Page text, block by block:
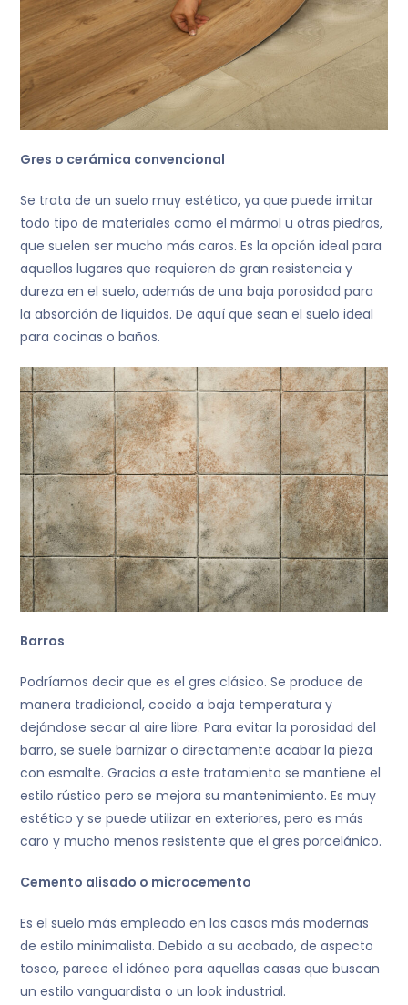
Gres o cerámica convencional
Se trata de un suelo muy estético, ya que puede imitar
todo tipo de materiales como el mármol u otras piedras,
que suelen ser mucho más caros. Es la opción ideal para
aquellos lugares que requieren de gran resistencia y
dureza en el suelo, además de una baja porosidad para
la absorción de líquidos. De aquí que sean el suelo ideal
para cocinas o baños.
Barros
Podríamos decir que es el gres clásico. Se produce de
manera tradicional, cocido a baja temperatura y
dejándose secar al aire libre. Para evitar la porosidad del
barro, se suele barnizar o directamente acabar la pieza
con esmalte. Gracias a este tratamiento se mantiene el
estilo rústico pero se mejora su mantenimiento. Es muy
estético y se puede utilizar en exteriores, pero es más
caro y mucho menos resistente que el gres porcelánico.
Cemento alisado o microcemento
Es el suelo más empleado en las casas más modernas
de estilo minimalista. Debido a su acabado, de aspecto
tosco, parece el idóneo para aquellas casas que buscan
un estilo vanguardista o un look industrial.